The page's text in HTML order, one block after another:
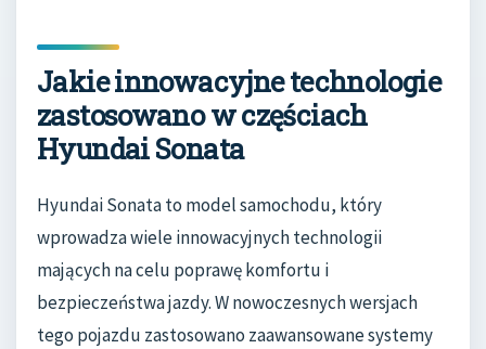
Jakie innowacyjne technologie
zastosowano w częściach
Hyundai Sonata
Hyundai Sonata to model samochodu, który
wprowadza wiele innowacyjnych technologii
mających na celu poprawę komfortu i
bezpieczeństwa jazdy. W nowoczesnych wersjach
tego pojazdu zastosowano zaawansowane systemy